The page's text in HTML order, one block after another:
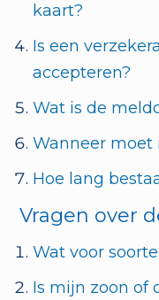
kaart?
Is een
accepteren?
Wat is de
Wanneer moet
Hoe lang
Vragen over
Wat voor
Is mijn zoon of